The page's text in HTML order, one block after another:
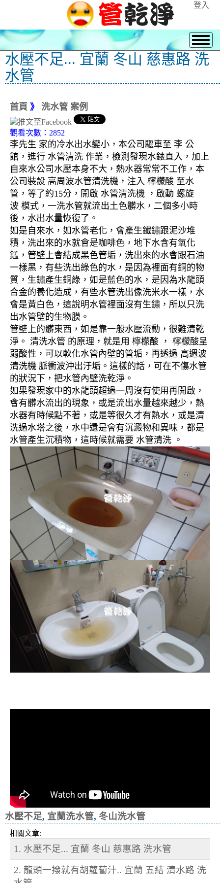
登入
水壓不足... 宜蘭 冬山 慈惠路 洗
水管
首頁 》 洗水管 案例
觀看次數：2852
李先生 家的冷水出水變小，本公司驅車至 李 公
館，進行 水管清洗 作業，檢測發現水錶直入，加上
自來水公司水壓本身不大，熱水器常常不工作，本
公司裝設 高周波水管清洗機，注入 檸檬酸 至水
管，等了約15分，開啟 水管清洗機 ，啟動 螺旋
波 模式，一洗水管就流出土色髒水，二個多小時
後，水出水量恢復了。
如是自來水，如水管老化，會產生鐵鏽跟泥沙堆
積，洗出來的水就會是咖啡色，地下水含有氧化
錳，管壁上會結成黑色管垢，洗出來的水會跟石油
一樣黑，有些洗出綠色的水，是因為裡面有銅的物
質，生鏽產生銅綠，如是藍色的水，是因為水龍頭
合金的養化造成，有些水管洗出像洗米水一樣，水
會是黃白色，這說明水管裡面沒有生鏽，所以只洗
出水管壁的生物膜。
管壁上的髒東西，如是靠一般水壓流動，很難清乾
淨。 清洗水管 的原理，就是用 檸檬酸 ， 檸檬酸呈
弱酸性，可以軟化水管內壁的管垢，再透過 高週波
清洗機 脈衝波沖出汙垢。這樣的話，可在不傷水管
的狀況下，把水管內壁洗乾淨。
如果發現家中的水龍頭超過一周沒有使用再開啟，
會有髒水流出的現象，或是流出水量越來越少，熱
水器有時候點不著，或是等很久才有熱水，或是清
洗過水塔之後，水中還是會有沉澱物和異味，都是
水管產生沉積物，這時候就需要 水管清洗 。
水壓不足, 宜蘭洗水管, 冬山洗水管
相關文章:
1. 水壓不足... 宜蘭 冬山 慈惠路 洗水管
2. 龍頭一撥就有胡蘿蔔汁.. 宜蘭 五結 清水路 洗